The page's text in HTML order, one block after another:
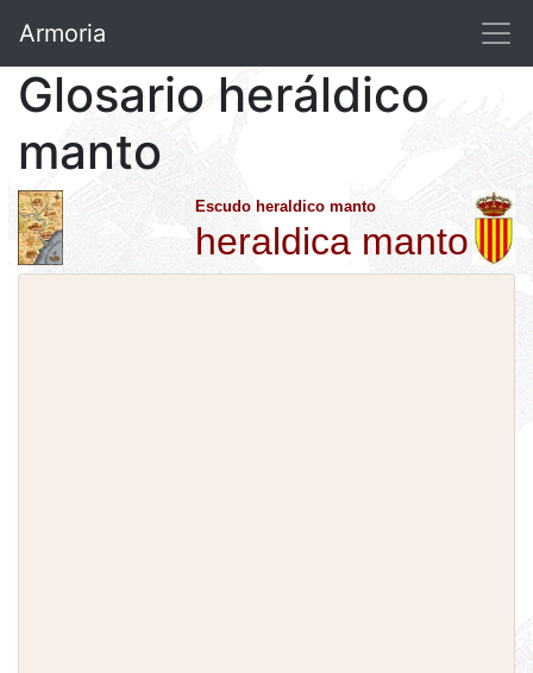
Armoria
Glosario heráldico
manto
Escudo heraldico manto
heraldica manto